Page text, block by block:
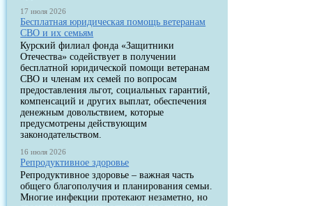
17 июля 2026
Бесплатная юридическая помощь ветеранам
СВО и их семьям
Курский филиал фонда «Защитники
Отечества» содействует в получении
бесплатной юридической помощи ветеранам
СВО и членам их семей по вопросам
предоставления льгот, социальных гарантий,
компенсаций и других выплат, обеспечения
денежным довольствием, которые
предусмотрены действующим
законодательством.
16 июля 2026
Репродуктивное здоровье
Репродуктивное здоровье – важная часть
общего благополучия и планирования семьи.
Многие инфекции протекают незаметно, но